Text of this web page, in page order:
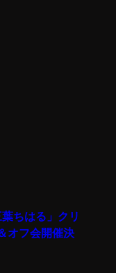
ちはる」クリ
オフ会開催決